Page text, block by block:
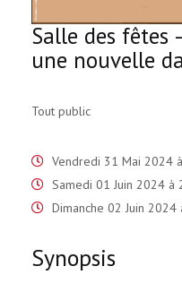
Salle des fêtes
une nouvelle
Tout public
Vendredi 31 Mai 2024
Samedi 01 Juin 2024 à
Dimanche 02 Juin 2024
Synopsis